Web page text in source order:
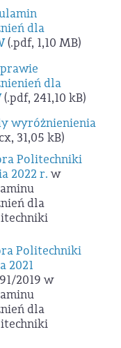
dla
(.pdf, 1,10 MB)
dla
(.pdf, 241,10 kB)
wyróżnienienia
31,05 kB)
Politechniki
2022 r. w
dla
Politechniki
2021
2019 w
dla